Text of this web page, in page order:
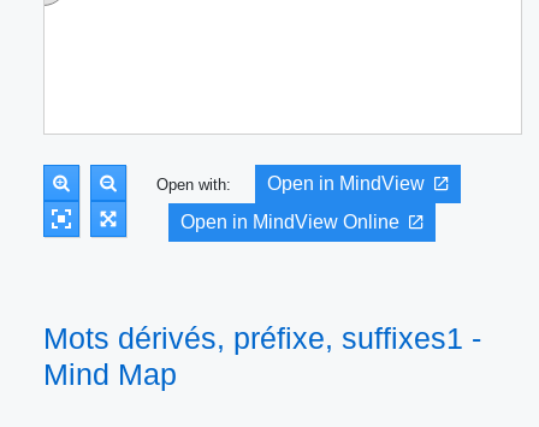
Open with:
Open in MindView
Open in MindView Online
Mots dérivés, préfixe, suffixes1 -
Mind Map